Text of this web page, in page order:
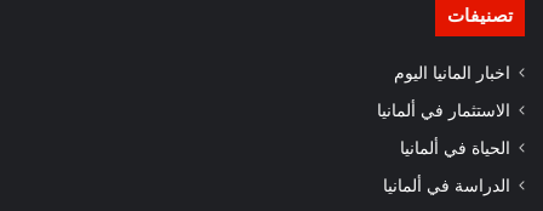
تصنيفات
اخبار المانيا اليوم
الاستثمار في ألمانيا
الحياة في ألمانيا
الدراسة في ألمانيا